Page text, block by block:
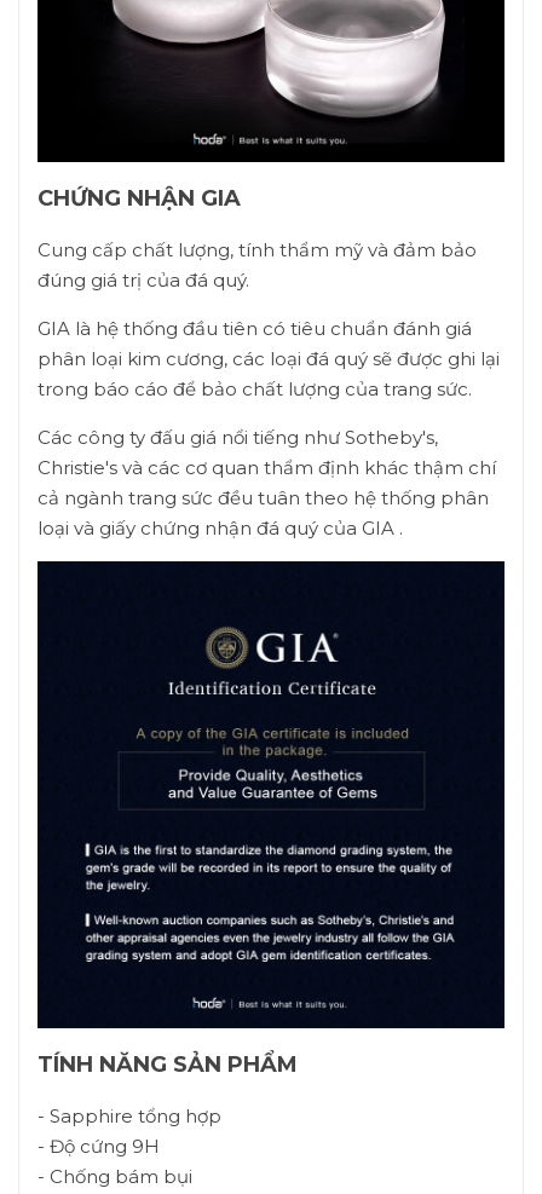
CHỨNG NHẬN GIA
Cung cấp chất lượng, tính thẩm mỹ và đảm bảo
đúng giá trị của đá quý.
GIA là hệ thống đầu tiên có tiêu chuẩn đánh giá
phân loại kim cương, các loại đá quý sẽ được ghi lại
trong báo cáo để bảo chất lượng của trang sức.
Các công ty đấu giá nổi tiếng như Sotheby's,
Christie's và các cơ quan thẩm định khác thậm chí
cả ngành trang sức đều tuân theo hệ thống phân
loại và giấy chứng nhận đá quý của GIA .
TÍNH NĂNG SẢN PHẨM
- Sapphire tổng hợp
- Độ cứng 9H
- Chống bám bụi